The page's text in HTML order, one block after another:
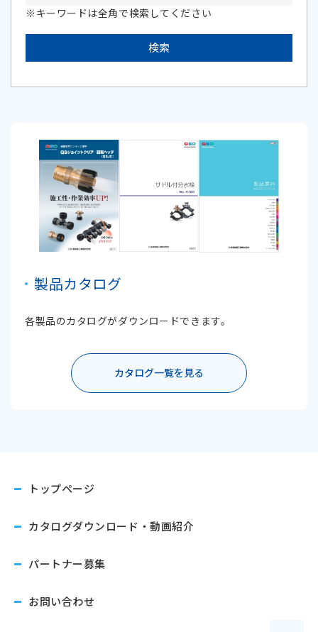
※キーワードは全角で検索してください
製品カタログ
各製品のカタログがダウンロードできます。
カタログ一覧を見る
トップページ
カタログダウンロード ・動画紹介
パートナー募集
お問い合わせ